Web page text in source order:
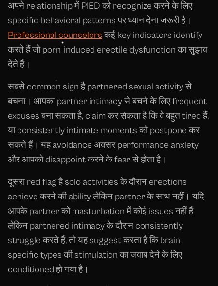
अपने relationship में PIED को recognize करने के लिए
specific behavioral patterns पर ध्यान देना जरूरी है।
Professional counselors कई key indicators identify
करते हैं जो porn-induced erectile dysfunction का सुझाव
देते हैं।
सबसे common sign है partnered sexual activity से
बचना। आपका partner intimacy से बचने के लिए frequent
excuses बना सकता है, claim कर सकता है कि वे बहुत tired हैं,
या consistently intimate moments को postpone कर
सकते हैं। यह avoidance अक्सर performance anxiety
और आपको disappoint करने के fear से होता है।
दूसरा red flag है solo activities के दौरान erections
achieve करने की ability लेकिन partner के साथ नहीं। यदि
आपके partner को masturbation में कोई issues नहीं हैं
लेकिन partnered intimacy के दौरान consistently
struggle करते हैं, तो यह suggest करता है कि brain
specific types की stimulation का जवाब देने के लिए
conditioned हो गया है।